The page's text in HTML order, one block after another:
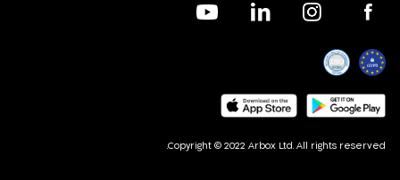
Copyright © 2022 Arbox Ltd. All rights reserved.